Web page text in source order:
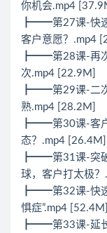
你机会.mp4
┣━━第27课-快
客户意愿？.mp4
┣━━第28课-再
次.mp4 [22.9M]
┣━━第29课-二次
熟.mp4 [28.2M]
┣━━第30课-客
态？.mp4 [26.4M]
┣━━第31课-突
球，客户打太极？
┣━━第32课-快
惧症”.mp4 [52.4M]
┣━━第33课-延长